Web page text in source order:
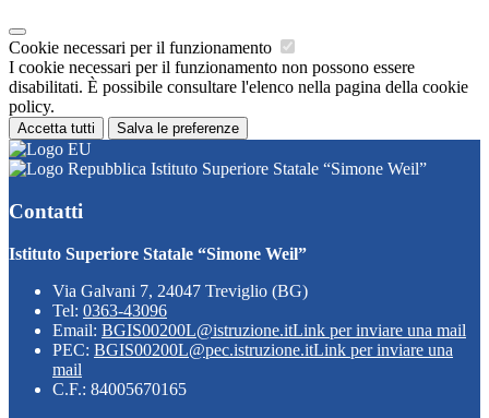
Cookie necessari per il funzionamento
I cookie necessari per il funzionamento non possono essere
disabilitati. È possibile consultare l'elenco nella pagina della cookie
policy.
Accetta tutti Salva le preferenze
Istituto Superiore Statale “Simone Weil”
Contatti
Istituto Superiore Statale “Simone Weil”
Via Galvani 7, 24047 Treviglio (BG)
Tel: 0363-43096
Email: BGIS00200L@istruzione.itLink per inviare una mail
PEC: BGIS00200L@pec.istruzione.itLink per inviare una
mail
C.F.: 84005670165